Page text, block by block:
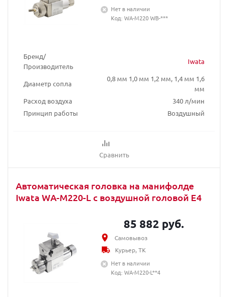
Бренд/
Производитель
Iwata
Диаметр сопла
0,8 мм 1,0 мм 1,2 мм, 1,4 мм 1,6
мм
Расход воздуха
340 л/мин
Принцип работы
Воздушный
Сравнить
Нет в наличии
Код: WA-M220 WB-***
Автоматическая головка на манифолде
Iwata WA-M220-L с воздушной головой E4
85 882 руб.
Самовывоз
Курьер, ТК
Нет в наличии
Код: WA-M220-L**4